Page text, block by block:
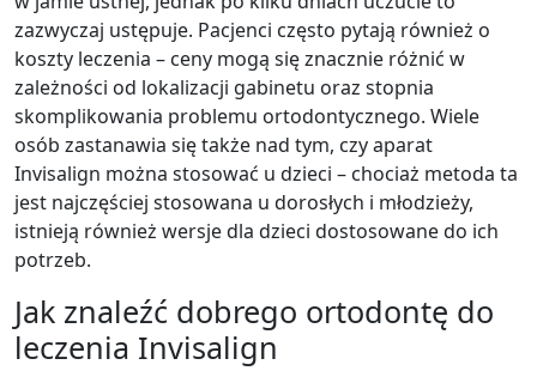
zazwyczaj ustępuje. Pacjenci często pytają również o
koszty leczenia – ceny mogą się znacznie różnić w
zależności od lokalizacji gabinetu oraz stopnia
skomplikowania problemu ortodontycznego. Wiele
osób zastanawia się także nad tym, czy aparat
Invisalign można stosować u dzieci – chociaż metoda ta
jest najczęściej stosowana u dorosłych i młodzieży,
istnieją również wersje dla dzieci dostosowane do ich
potrzeb.
Jak znaleźć dobrego ortodontę do
leczenia Invisalign